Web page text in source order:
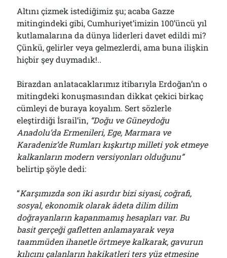
Altını çizmek istediğimiz şu; acaba Gazze
mitingindeki gibi, Cumhuriyet’imizin 100’üncü yıl
kutlamalarına da dünya liderleri davet edildi mi?
Çünkü, gelirler veya gelmezlerdi, ama buna ilişkin
hiçbir şey duymadık!..
Birazdan anlatacaklarımız itibarıyla Erdoğan’ın o
mitingdeki konuşmasından dikkat çekici birkaç
cümleyi de buraya koyalım. Sert sözlerle
eleştirdiği İsrail’in, “Doğu ve Güneydoğu
Anadolu’da Ermenileri, Ege, Marmara ve
Karadeniz’de Rumları kışkırtıp milleti yok etmeye
kalkanların modern versiyonları olduğunu”
belirtip şöyle dedi:
“Karşımızda son iki asırdır bizi siyasi, coğrafi,
sosyal, ekonomik olarak âdeta dilim dilim
doğrayanların kapanmamış hesapları var. Bu
basit gerçeği gafletten anlamayarak veya
taammüden ihanetle örtmeye kalkarak, gavurun
kılıcını çalanların hakikatleri ters yüz etmesine